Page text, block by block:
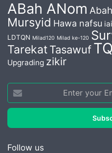
ABah ANom
Mursyid Hawa nafsu
LDTQN Milad120 Milad ke-120
TarekatTasawuf
Upgrading zikir
Enter
your
Email
Follow us